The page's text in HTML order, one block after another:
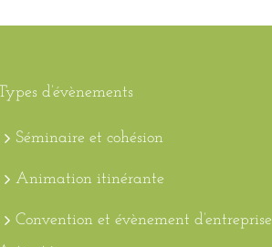
d’évènements
Séminaire et cohésion
Animation itinérante
Convention et évènement d’entreprise